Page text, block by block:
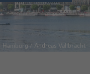
Hamburg / Andreas Vallbracht